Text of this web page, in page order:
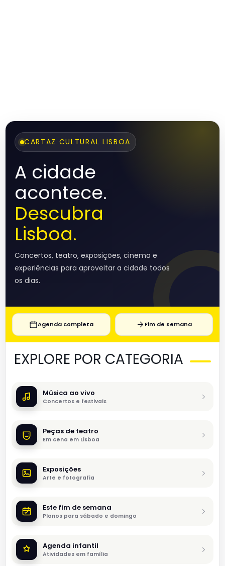
CARTAZ CULTURAL LISBOA
A cidade
acontece.
Descubra
Lisboa.
Concertos, teatro, exposições, cinema e
experiências para aproveitar a cidade todos
os dias.
Agenda completa Fim de semana
EXPLORE POR CATEGORIA
Música ao vivo
Concertos e festivais
Peças de teatro
Em cena em Lisboa
Exposições
Arte e fotografia
Este fim de semana
Planos para sábado e domingo
Agenda infantil
Atividades em família